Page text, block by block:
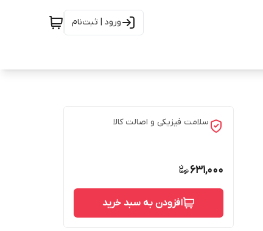
ورود | ثبت‌نام
سلامت فیزیکی و اصالت کالا
631,000
افزودن به سبد خرید